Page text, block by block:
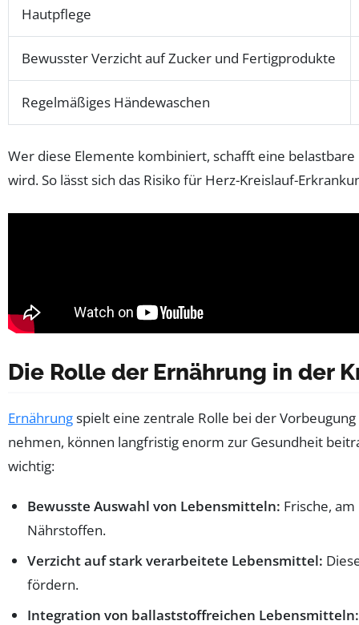
Hautpflege
Bewusster Verzicht auf Zucker und Fertigprodukte
Regelmäßiges Händewaschen
Wer diese Elemente kombiniert, schafft eine
wird. So lässt sich das Risiko für Herz-Kreislauf-
Die Rolle der Ernährung in der
Ernährungspielt eine zentrale Rolle bei der
nehmen, können langfristig enorm zur Gesundheit
wichtig:
Bewusste Auswahl von Lebensmitteln: Frische,
Nährstoffen.
Verzicht auf stark verarbeitete Lebensmittel:
fördern.
Integration von ballaststoffreichen Lebensmitteln: